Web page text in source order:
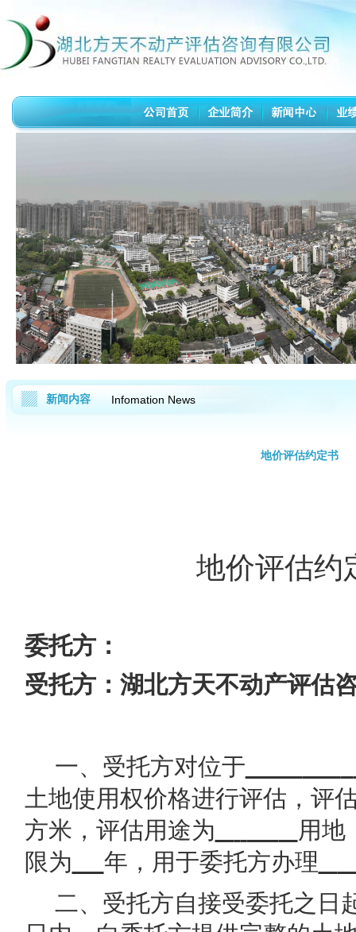
新闻内容 Infomation News
地价评估约定书
地价评估约
委托方：
受托方：湖北方天不动产评估
一、受托方对位于
土地使用权价格进行评估，评
方米，评估用途为
用地
限为
年，用于委托方办理
二、受托方自接受委托之日